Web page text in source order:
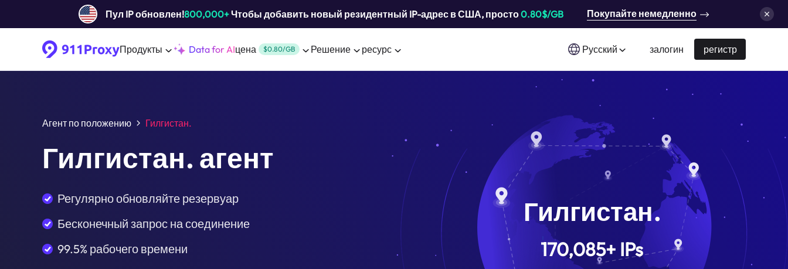
Пул IP обновлен!800,000+Чтобы добавить новый резидентный IP-адрес в США, просто0.80$/GB Покупайте немедленно
Продукты Data for AIцена $0.80/GB Решение ресурс Русский залогин регистр
Агент по положению Гилгистан.
Гилгистан. агент
Регулярно обновляйте резервуар
Бесконечный запрос на соединение
99.5% рабочего времени
Гилгистан.
170,085+ IPs